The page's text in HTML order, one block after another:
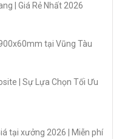
| Giá Rẻ Nhất 2026
tại Vũng Tàu
| Sự Lựa Chọn Tối Ưu
tại xưởng 2026 | Miễn phí